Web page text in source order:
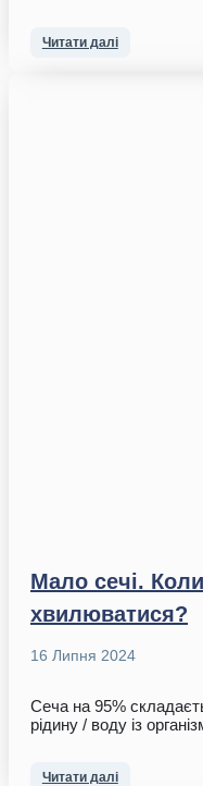
Читати далі
Мало сечі.
хвилюватися?
16 Липня 2024
Сеча на 95%
рідину / воду із
Читати далі